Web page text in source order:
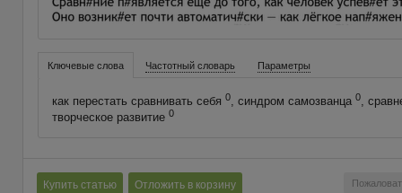
Ключевые слова Частотный словарь Параметры
как перестать сравнивать себя 0, синдром самозванца 0,
творческое развитие 0
Купить статью Отложить в корзину